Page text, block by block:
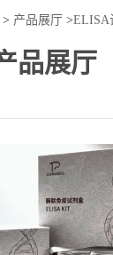
> 产品展厅 >ELISA
氨酸肽抗体
品展厅